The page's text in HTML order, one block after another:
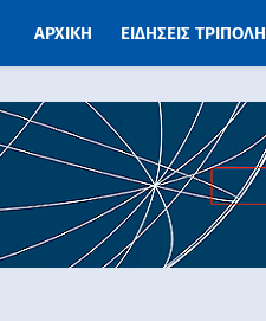
ΑΡΧΙΚΗ ΕΙΔΗΣΕΙΣ ΤΡΙΠΟΛΗ